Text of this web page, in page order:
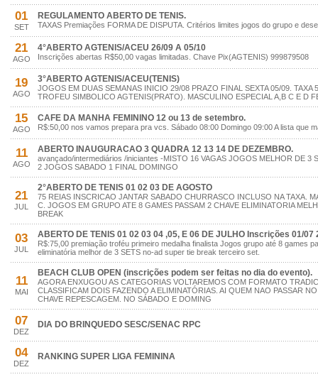
01
SET
REGULAMENTO ABERTO DE TENIS.
TAXAS Premiações FORMA DE DISPUTA. Critérios limites jogos do grupo e
21
AGO
4°ABERTO AGTENIS/ACEU 26/09 A 05/10
Inscrições abertas R$50,00 vagas limitadas. Chave Pix(AGTENIS) 999879508
19
AGO
3°ABERTO AGTENIS/ACEU(TENIS)
JOGOS EM DUAS SEMANAS INICIO 29/08 PRAZO FINAL SEXTA 05/09. TAXA
TROFEU SIMBOLICO AGTENIS(PRATO). MASCULINO ESPECIAL A,B C E D
15
AGO
CAFE DA MANHA FEMININO 12 ou 13 de setembro.
R$:50,00 nos vamos prepara pra vcs. Sábado 08:00 Domingo 09:00 A lista que
11
AGO
ABERTO INAUGURACAO 3 QUADRA 12 13 14 DE DEZEMBRO.
avançado/intermediários /iniciantes -MISTO 16 VAGAS JOGOS MELHOR DE 3
2 JOGOS SABADO 1 FINAL DOMINGO
21
JUL
2°ABERTO DE TENIS 01 02 03 DE AGOSTO
75 REIAS INSCRICAO JANTAR SABADO CHURRASCO INCLUSO NA TAXA.
C. JOGOS EM GRUPO ATE 8 GAMES PASSAM 2 CHAVE ELIMINATORIA
BREAK
03
JUL
ABERTO DE TENIS 01 02 03 04 ,05, E 06 DE JULHO Inscrições 01/07
R$:75,00 premiação troféu primeiro medalha finalista Jogos grupo até 8 games
eliminatória melhor de 3 SETS no-ad super tie break terceiro set.
11
MAI
BEACH CLUB OPEN (inscrições podem ser feitas no dia do evento).
AGORA ENXUGOU AS CATEGORIAS VOLTAREMOS COM FORMATO
CLASSIFICAM DOIS FAZENDO A ELIMINATÓRIAS. AI QUEM NAO PASSAR
CHAVE REPESCAGEM. NO SÁBADO E DOMING
07
DEZ
DIA DO BRINQUEDO SESC/SENAC RPC
04
DEZ
RANKING SUPER LIGA FEMININA